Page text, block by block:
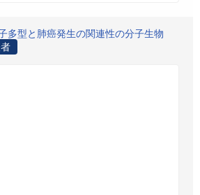
多型と肺癌発生の関連性の分子生物